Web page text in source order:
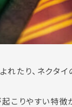
たり、ネクタイ
こりやすい特徴